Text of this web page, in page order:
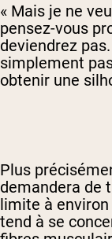
« Mais je ne
pensez-vous
deviendrez
simplement
obtenir une
Plus
demandera de
limite à
tend à se